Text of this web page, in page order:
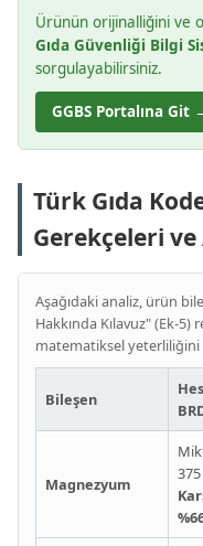
Ürünün orijinalliğini ve
Gıda Güvenliği Bilgi
sorgulayabilirsiniz.
GGBS Portalına Git
Türk Gıda
Gerekçeleri
Aşağıdaki analiz, ürün
Hakkında Kılavuz" (Ek-
matematiksel yeterliliğini
Bileşen
Magnezyum